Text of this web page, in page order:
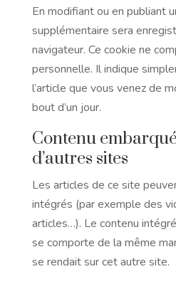
En modifiant ou en publiant
supplémentaire sera
navigateur. Ce cookie ne
personnelle. Il indique
l’article que vous venez de
bout d’un jour.
Contenu
d’autres sites
Les articles de ce site
intégrés (par exemple des
articles…). Le contenu
se comporte de la même
se rendait sur cet autre site.